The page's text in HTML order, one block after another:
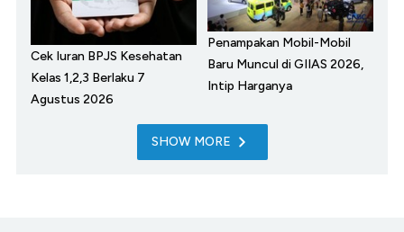
Cek Iuran BPJS Kesehatan
Kelas 1,2,3 Berlaku 7
Agustus 2026
Penampakan Mobil-Mobil
Baru Muncul di GIIAS 2026,
Intip Harganya
SHOW MORE